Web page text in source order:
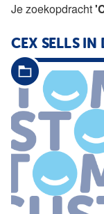
Je zoekopdracht
CEX SELLSIN